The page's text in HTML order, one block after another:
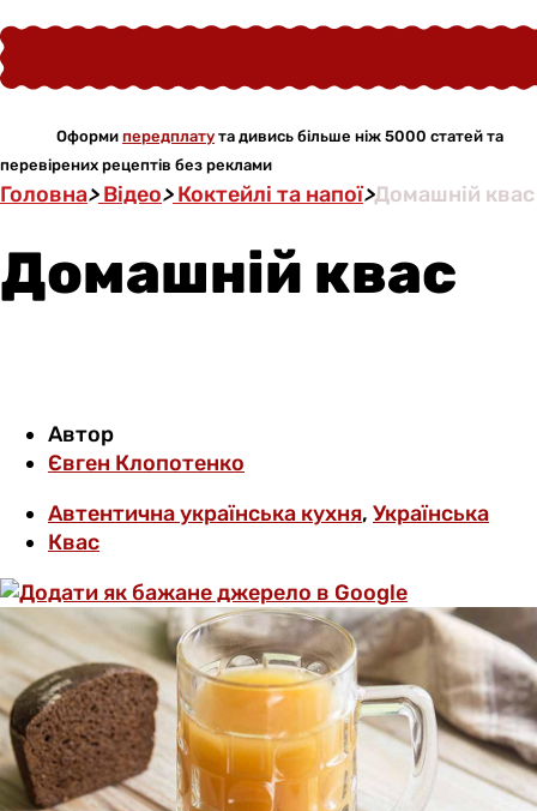
Оформи передплату та дивись більше ніж 5000 статей та
перевірених рецептів без реклами
Головна>Відео>Коктейлі та напої>Домашній квас
Домашній квас
Автор
Євген Клопотенко
Автентична українська кухня, Українська
Квас